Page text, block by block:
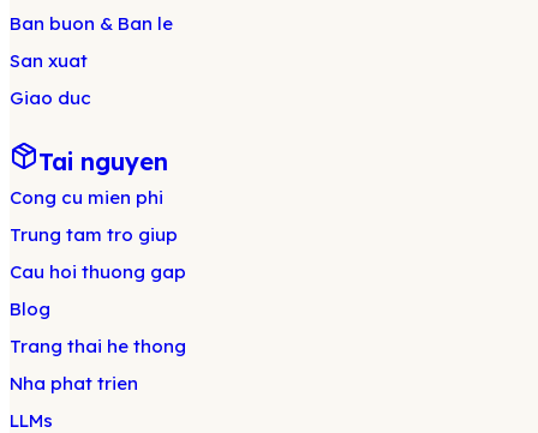
Ban buon & Ban le
San xuat
Giao duc
Tai nguyen
Cong cu mien phi
Trung tam tro giup
Cau hoi thuong gap
Blog
Trang thai he thong
Nha phat trien
LLMs